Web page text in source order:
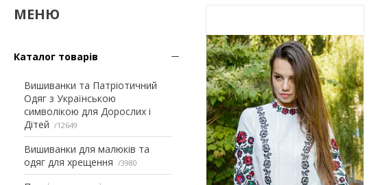
Каталог товарів
Вишиванки та Патріотичний
Одяг з Українською
символікою для Дорослих і
Дітей
12649
Вишиванки для малюків та
одяг для хрещення
3980